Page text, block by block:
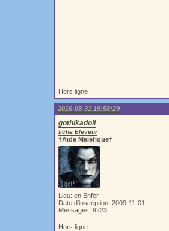
Hors ligne
2016-08-31 19:58:29
gothikadoll
fiche Eleveur
†Aide Maléfique†
Lieu: en Enfer
Date d'inscription: 2009-11-01
Messages: 9223
Hors ligne